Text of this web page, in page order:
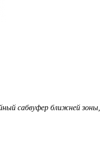
сабвуфер ближней зоны,